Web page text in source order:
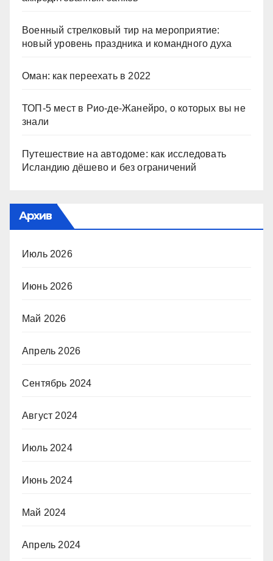
Военный стрелковый тир на мероприятие:
новый уровень праздника и командного духа
Оман: как переехать в 2022
ТОП-5 мест в Рио-де-Жанейро, о которых вы не
знали
Путешествие на автодоме: как исследовать
Исландию дёшево и без ограничений
Архив
Июль 2026
Июнь 2026
Май 2026
Апрель 2026
Сентябрь 2024
Август 2024
Июль 2024
Июнь 2024
Май 2024
Апрель 2024